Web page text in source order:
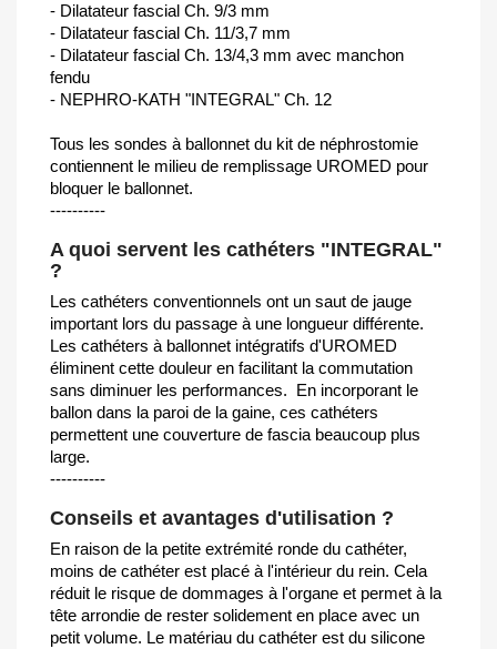
- Dilatateur fascial Ch. 9/3 mm
- Dilatateur fascial Ch. 11/3,7 mm
- Dilatateur fascial Ch. 13/4,3 mm avec manchon
fendu
- NEPHRO-KATH "INTEGRAL" Ch. 12
Tous les sondes à ballonnet du kit de néphrostomie
contiennent le milieu de remplissage UROMED pour
bloquer le ballonnet.
----------
A quoi servent les cathéters "INTEGRAL"
?
Les cathéters conventionnels ont un saut de jauge
important lors du passage à une longueur différente.
Les cathéters à ballonnet intégratifs d'UROMED
éliminent cette douleur en facilitant la commutation
sans diminuer les performances. En incorporant le
ballon dans la paroi de la gaine, ces cathéters
permettent une couverture de fascia beaucoup plus
large.
----------
Conseils et avantages d'utilisation ?
En raison de la petite extrémité ronde du cathéter,
moins de cathéter est placé à l'intérieur du rein. Cela
réduit le risque de dommages à l'organe et permet à la
tête arrondie de rester solidement en place avec un
petit volume. Le matériau du cathéter est du silicone